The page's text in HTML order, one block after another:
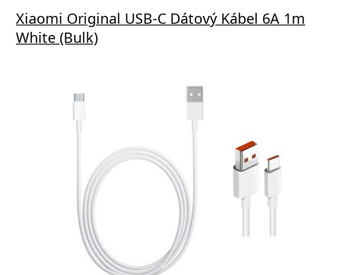
Xiaomi Original USB-C Dátový Kábel 6A 1m
White (Bulk)